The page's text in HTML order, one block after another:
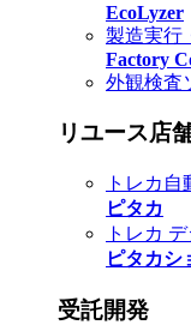
EcoLyzer
製造実行
Factory
外観検査
リユース店
トレカ
ピタカ
トレカ
ピタカシ
受託開発